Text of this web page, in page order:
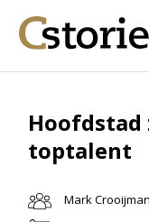
toptalent
Mark